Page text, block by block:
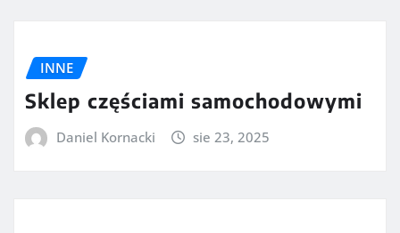
INNE
Sklep częściami samochodowymi
Daniel Kornacki sie 23, 2025